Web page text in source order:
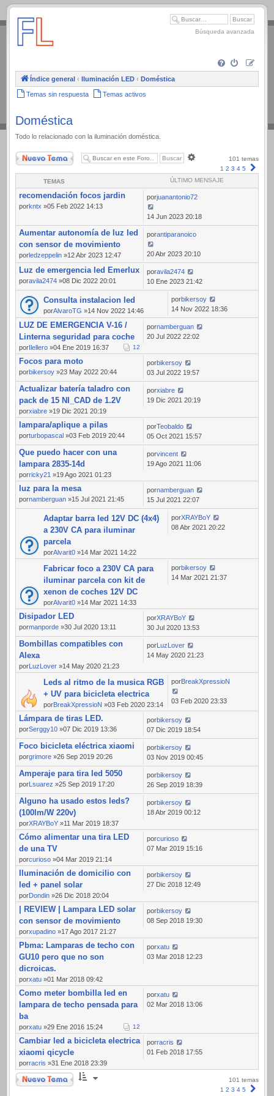
.
Búsqueda avanzada
Índice general ‹ Iluminación LED ‹ Doméstica
Temas sin respuesta Temas activos
Doméstica
Todo lo relacionado con la iluminación doméstica.
Nuevo Tema
avanzada
101 temas
1 2 3 4 5
TEMAS ÚLTIMO MENSAJE
recomendación focos jardin
porkntx »05 Feb 2022 14:13
porjuanantonio72
14 Jun 2023 20:18
Aumentar autonomía de luz led
con sensor de movimiento
porledzeppelin »12 Abr 2023 12:47
porantiparanoico
20 Abr 2023 20:10
Luz de emergencia led Emerlux
poravila2474 »08 Dic 2022 20:01
poravila2474
10 Ene 2023 21:42
Consulta instalacion led
porAlvaroTG »14 Nov 2022 14:46
porbikersoy
14 Nov 2022 18:36
LUZ DE EMERGENCIA V-16 /
Linterna seguridad para coche
porIlellero »04 Ene 2019 16:37 12
pornamberguan
20 Jul 2022 22:02
Focos para moto
porbikersoy »23 May 2022 20:44
porbikersoy
03 Jul 2022 19:57
Actualizar batería taladro con
pack de 15 NI_CAD de 1.2V
porxiabre »19 Dic 2021 20:19
porxiabre
19 Dic 2021 20:19
lampara/aplique a pilas
porturbopascal »03 Feb 2019 20:44
porTeobaldo
05 Oct 2021 15:57
Que puedo hacer con una
lampara 2835-14d
porricky21 »19 Ago 2021 01:23
porvincent
19 Ago 2021 11:06
luz para la mesa
pornamberguan »15 Jul 2021 21:45
pornamberguan
15 Jul 2021 22:07
Adaptar barra led 12V DC (4x4)
a 230V CA para iluminar
parcela
porAlvarit0 »14 Mar 2021 14:22
porXRAYBoY
08 Abr 2021 20:22
Fabricar foco a 230V CA para
iluminar parcela con kit de
xenon de coches 12V DC
porAlvarit0 »14 Mar 2021 14:33
porbikersoy
14 Mar 2021 21:37
Disipador LED
pormanporde »30 Jul 2020 13:11
porXRAYBoY
30 Jul 2020 13:53
Bombillas compatibles con
Alexa
porLuzLover »14 May 2020 21:23
porLuzLover
14 May 2020 21:23
Leds al ritmo de la musica RGB
+ UV para bicicleta electrica
porBreakXpressioN »03 Feb 2020 23:14
porBreakXpressioN
03 Feb 2020 23:33
Lámpara de tiras LED.
porSerggy10 »07 Dic 2019 13:36
porbikersoy
07 Dic 2019 18:54
Foco bicicleta eléctrica xiaomi
porgrimore »26 Sep 2019 20:26
porbikersoy
03 Nov 2019 00:45
Amperaje para tira led 5050
porLsuarez »25 Sep 2019 17:20
porbikersoy
26 Sep 2019 18:39
Alguno ha usado estos leds?
(100lm/W 220v)
porXRAYBoY »11 Mar 2019 18:37
porbikersoy
18 Abr 2019 00:12
Cómo alimentar una tira LED
de una TV
porcurioso »04 Mar 2019 21:14
porcurioso
07 Mar 2019 15:16
Iluminación de domicilio con
led + panel solar
porDondin »26 Dic 2018 20:04
porbikersoy
27 Dic 2018 12:49
| REVIEW | Lampara LED solar
con sensor de movimiento
porxupadino »17 Ago 2017 21:27
porbikersoy
08 Sep 2018 19:30
Pbma: Lamparas de techo con
GU10 pero que no son
dicroicas.
porxatu »01 Mar 2018 09:42
porxatu
03 Mar 2018 12:23
Como meter bombilla led en
lampara de techo pensada para
ba
porxatu »29 Ene 2016 15:24 12
porxatu
02 Mar 2018 13:06
Cambiar led a bicicleta electrica
xiaomi qicycle
porracris »31 Ene 2018 23:39
porracris
01 Feb 2018 17:55
Nuevo Tema
101 temas
1 2 3 4 5